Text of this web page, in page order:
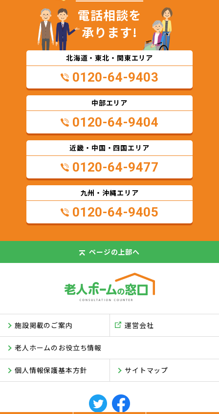
電話相談を
承ります!
北海道・東北・関東エリア
0120-64-9403
中部エリア
0120-64-9404
近畿・中国・四国エリア
0120-64-9477
九州・沖縄エリア
0120-64-9405
ページの上部へ
施設掲載のご案内
老人ホームのお役立ち情報
サイトマップ
運営会社
個人情報保護基本方針